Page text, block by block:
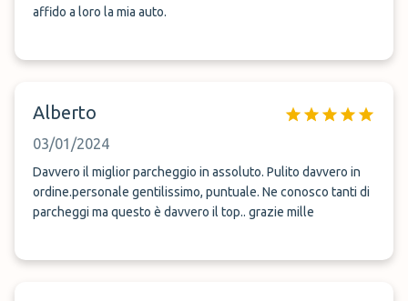
affido a loro la mia auto.
Alberto
03/01/2024
Davvero il miglior parcheggio in assoluto. Pulito davvero in
ordine.personale gentilissimo, puntuale. Ne conosco tanti di
parcheggi ma questo è davvero il top.. grazie mille